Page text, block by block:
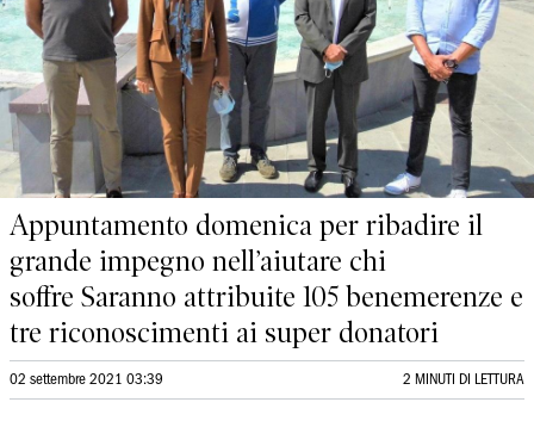
Appuntamento domenica per ribadire il
grande impegno nell’aiutare chi
soffre Saranno attribuite 105 benemerenze e
tre riconoscimenti ai super donatori
02 settembre 2021 03:39 2 MINUTI DI LETTURA